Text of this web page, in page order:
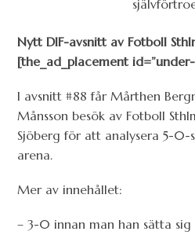
Nytt DIF-avsnitt av Fotboll
[the_ad_placement
I avsnitt #88 får Mårthen
Månsson besök av Fotboll
Sjöberg för att analysera 5-0-
arena.
Mer av innehållet:
– 3-0 innan man han sätta sig